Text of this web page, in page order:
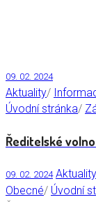
09. 02. 2024
Aktuality/
Úvodní stránka/
Ředitelské volno
09. 02. 2024 Aktuality
Obecné/ Úvodní